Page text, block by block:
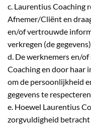
c. Laurentius Coaching
Afnemer/Cliënt en
en/of vertrouwde
verkregen (de
d. De werknemers en/
Coaching en door haar
om de persoonlijkheid
gegevens te respecteren.
e. Hoewel Laurentius
zorgvuldigheid